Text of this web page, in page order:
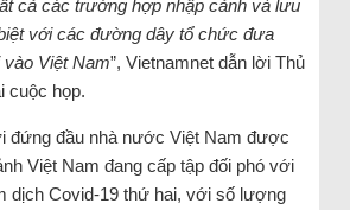
cả các trường hợp nhập cảnh và lưu
với các đường dây tổ chức đưa
Việt Nam”, Vietnamnet dẫn lời Thủ
cuộc họp.
đứng đầu nhà nước Việt Nam được
Việt Nam đang cấp tập đối phó với
dịch Covid-19 thứ hai, với số lượng